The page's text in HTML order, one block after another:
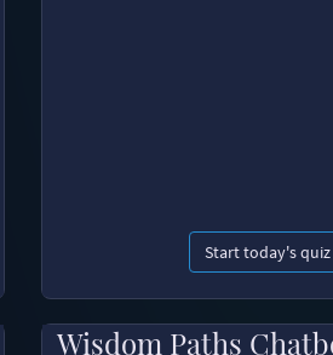
Start today's quiz
Wisdom Paths